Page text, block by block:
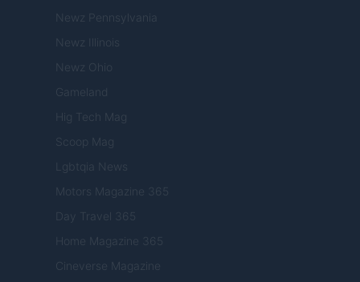
Newz Pennsylvania
Newz Illinois
Newz Ohio
Gameland
Hig Tech Mag
Scoop Mag
Lgbtqia News
Motors Magazine 365
Day Travel 365
Home Magazine 365
Cineverse Magazine